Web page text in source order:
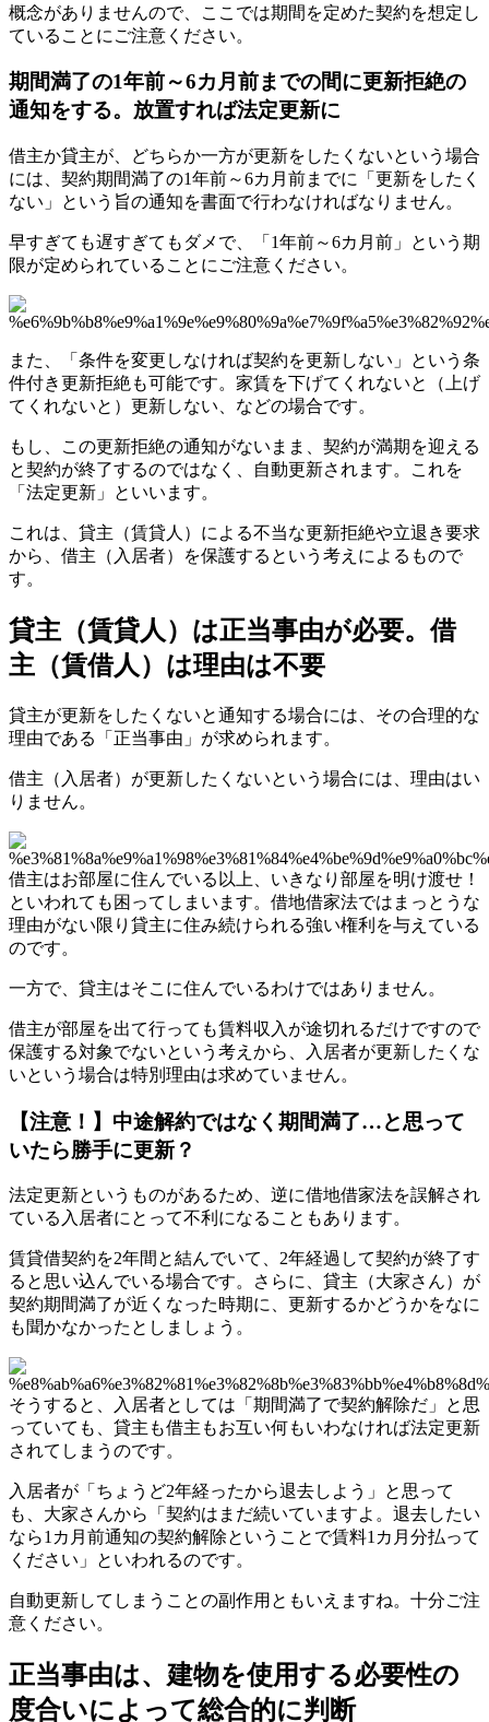
概念がありませんので、ここでは期間を定めた契約を想定し
ていることにご注意ください。
期間満了の1年前～6カ月前までの間に更新拒絶の
通知をする。放置すれば法定更新に
借主か貸主が、どちらか一方が更新をしたくないという場合
には、契約期間満了の1年前～6カ月前までに「更新をしたく
ない」という旨の通知を書面で行わなければなりません。
早すぎても遅すぎてもダメで、「1年前～6カ月前」という期
限が定められていることにご注意ください。
また、「条件を変更しなければ契約を更新しない」という条
件付き更新拒絶も可能です。家賃を下げてくれないと（上げ
てくれないと）更新しない、などの場合です。
もし、この更新拒絶の通知がないまま、契約が満期を迎える
と契約が終了するのではなく、自動更新されます。これを
「法定更新」といいます。
これは、貸主（賃貸人）による不当な更新拒絶や立退き要求
から、借主（入居者）を保護するという考えによるもので
す。
貸主（賃貸人）は正当事由が必要。借
主（賃借人）は理由は不要
貸主が更新をしたくないと通知する場合には、その合理的な
理由である「正当事由」が求められます。
借主（入居者）が更新したくないという場合には、理由はい
りません。
借主はお部屋に住んでいる以上、いきなり部屋を明け渡せ！
といわれても困ってしまいます。借地借家法ではまっとうな
理由がない限り貸主に住み続けられる強い権利を与えている
のです。
一方で、貸主はそこに住んでいるわけではありません。
借主が部屋を出て行っても賃料収入が途切れるだけですので
保護する対象でないという考えから、入居者が更新したくな
いという場合は特別理由は求めていません。
【注意！】中途解約ではなく期間満了…と思って
いたら勝手に更新？
法定更新というものがあるため、逆に借地借家法を誤解され
ている入居者にとって不利になることもあります。
賃貸借契約を2年間と結んでいて、2年経過して契約が終了す
ると思い込んでいる場合です。さらに、貸主（大家さん）が
契約期間満了が近くなった時期に、更新するかどうかをなに
も聞かなかったとしましょう。
そうすると、入居者としては「期間満了で契約解除だ」と思
っていても、貸主も借主もお互い何もいわなければ法定更新
されてしまうのです。
入居者が「ちょうど2年経ったから退去しよう」と思って
も、大家さんから「契約はまだ続いていますよ。退去したい
なら1カ月前通知の契約解除ということで賃料1カ月分払って
ください」といわれるのです。
自動更新してしまうことの副作用ともいえますね。十分ご注
意ください。
正当事由は、建物を使用する必要性の
度合いによって総合的に判断